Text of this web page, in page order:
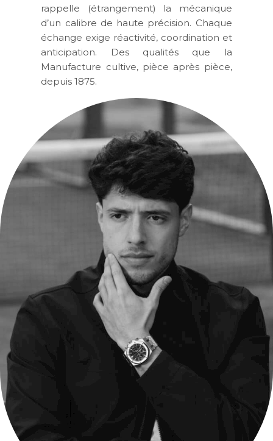
rappelle (étrangement) la mécanique
d’un calibre de haute précision. Chaque
échange exige réactivité, coordination et
anticipation. Des qualités que la
Manufacture cultive, pièce après pièce,
depuis 1875.